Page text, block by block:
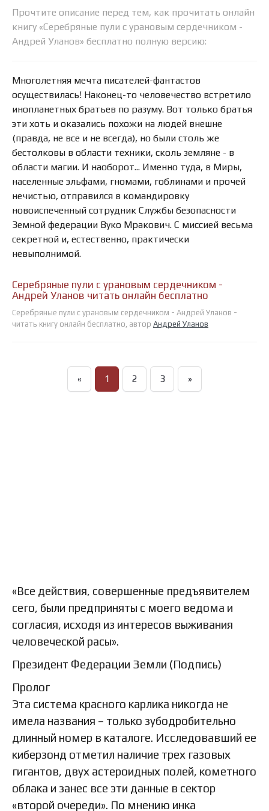
Прочтите описание перед тем, как прочитать онлайн
книгу «Серебряные пули с урановым сердечником -
Андрей Уланов» бесплатно полную версию:
Многолетняя мечта писателей-фантастов
осуществилась! Наконец-то человечество встретило
инопланетных братьев по разуму. Вот только братья
эти хоть и оказались похожи на людей внешне
(правда, не все и не всегда), но были столь же
бестолковы в области техники, сколь земляне - в
области магии. И наоборот... Именно туда, в Миры,
населенные эльфами, гномами, гоблинами и прочей
нечистью, отправился в командировку
новоиспеченный сотрудник Службы безопасности
Земной федерации Вуко Мракович. С миссией весьма
секретной и, естественно, практически
невыполнимой.
Серебряные пули с урановым сердечником -
Андрей Уланов читать онлайн бесплатно
Серебряные пули с урановым сердечником - Андрей Уланов -
читать книгу онлайн бесплатно, автор Андрей Уланов
« 1 2 3 »
«Все действия, совершенные предъявителем
сего, были предприняты с моего ведома и
согласия, исходя из интересов выживания
человеческой расы».
Президент Федерации Земли (Подпись)
Пролог
Эта система красного карлика никогда не
имела названия – только зубодробительно
длинный номер в каталоге. Исследовавший ее
киберзонд отметил наличие трех газовых
гигантов, двух астероидных полей, кометного
облака и занес все эти данные в сектор
«второй очереди». По мнению инка